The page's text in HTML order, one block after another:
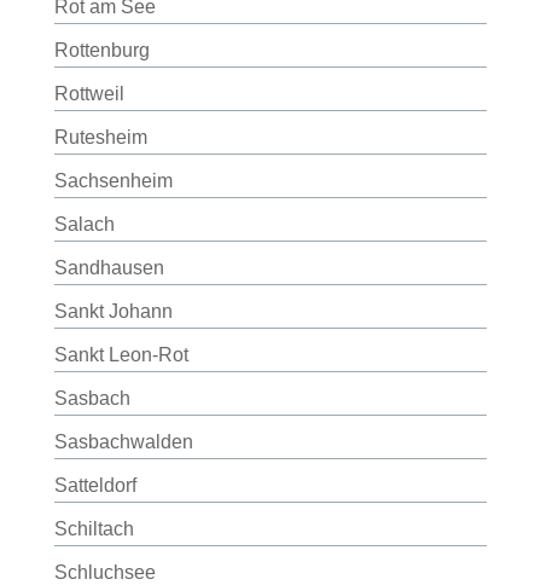
Rot am See
Rottenburg
Rottweil
Rutesheim
Sachsenheim
Salach
Sandhausen
Sankt Johann
Sankt Leon-Rot
Sasbach
Sasbachwalden
Satteldorf
Schiltach
Schluchsee